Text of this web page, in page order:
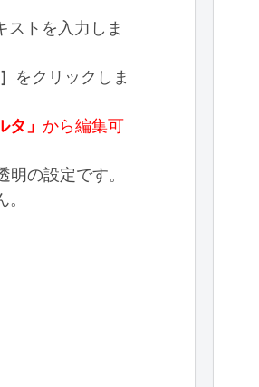
ストを入力しま
をクリックしま
タ」から編集可
明の設定です。